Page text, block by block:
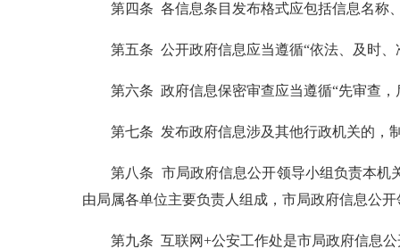
第四条 各信息条目发布格式应包括信息名称
第五条 公开政府信息应当遵循“依法、及时、
第六条 政府信息保密审查应当遵循“先审查，
第七条 发布政府信息涉及其他行政机关的，制
第八条 市局政府信息公开领导小组负责本机关
由局属各单位主要负责人组成，市局政府信息公
第九条 互联网+公安工作处是市局政府信息公